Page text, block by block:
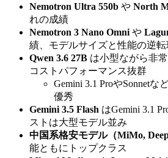
Nemotron Ultra 550b や North
れの成績
Nemotron 3 Nano Omni や
績、モデルサイズと性能の逆転
Qwen 3.6 27B は小型ながら非
コストパフォーマンス抜群
Gemini 3.1 ProやSonnetな
優秀
Gemini 3.5 Flash はGemini 3.1
ストは大型モデル並み
中国系格安モデル（MiMo,
能ともにトップクラス